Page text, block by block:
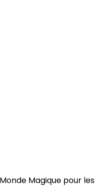
Magique pour les